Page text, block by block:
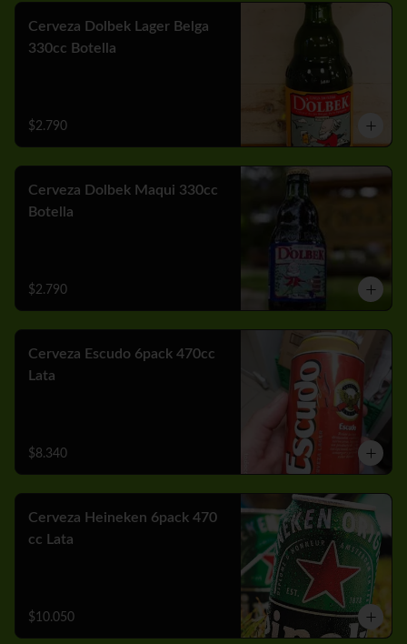
Cerveza Dolbek Lager Belga
330cc Botella
$2.790
Cerveza Dolbek Maqui 330cc
Botella
$2.790
Cerveza Escudo 6pack 470cc
Lata
$8.340
Cerveza Heineken 6pack 470
cc Lata
$10.050